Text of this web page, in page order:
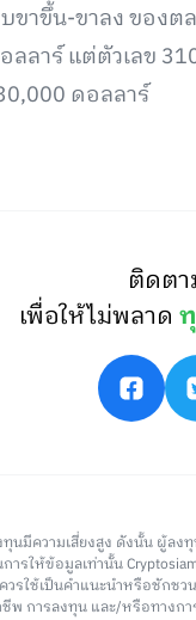
าขึ้น-ขาลง ของต
ลลาร์ แต่ตัวเลข
ดอลลาร์
ติดตา
เพื่อให้ไม่พลาด
ทุนมีความเสี่ยงสูง ดังนั้น ผู้ล
ารให้ข้อมูลเท่านั้น
วรใช้เป็นคำแนะนำหรือชักช
พ การลงทุน และ/หรือทาง